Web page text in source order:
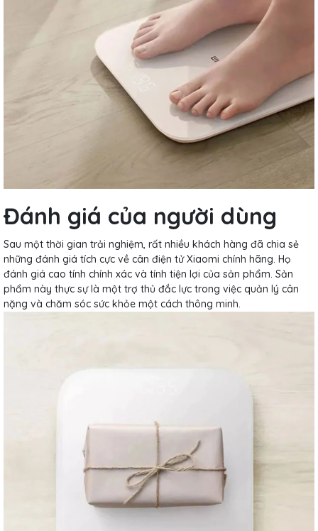
Đánh giá của người dùng
Sau một thời gian trải nghiệm, rất nhiều khách hàng đã chia sẻ
những đánh giá tích cực về cân điện tử Xiaomi chính hãng. Họ
đánh giá cao tính chính xác và tính tiện lợi của sản phẩm. Sản
phẩm này thực sự là một trợ thủ đắc lực trong việc quản lý cân
nặng và chăm sóc sức khỏe một cách thông minh.